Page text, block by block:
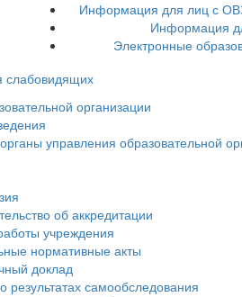
Информация для лиц с
Информация
Электронные
организации
управления образовательной
об аккредитации
учреждения
нормативные акты
доклад
результатах самообследования